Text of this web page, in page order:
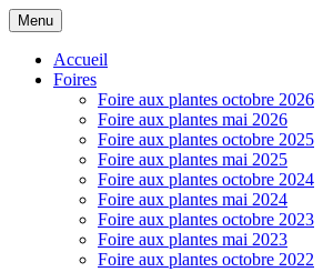
Menu
Accueil
Foires
Foire aux plantes octobre 2026
Foire aux plantes mai 2026
Foire aux plantes octobre 2025
Foire aux plantes mai 2025
Foire aux plantes octobre 2024
Foire aux plantes mai 2024
Foire aux plantes octobre 2023
Foire aux plantes mai 2023
Foire aux plantes octobre 2022